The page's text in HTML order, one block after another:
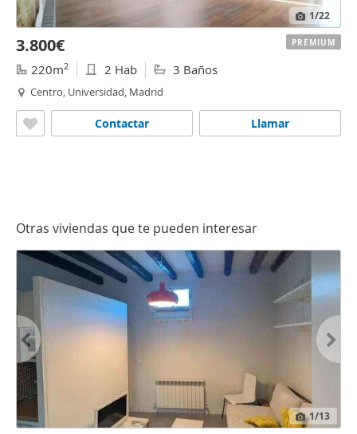
1/22
3.800€
220m2 2 Hab 3 Baños
Centro, Universidad, Madrid
Llamar
Contactar
PREMIUM
Otras viviendas que te pueden interesar
1/13